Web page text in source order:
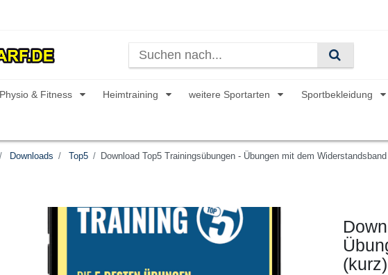
Physio & Fitness Heimtraining weitere Sportarten Sportbekleidung
Downloads Top5 Download Top5 Trainingsübungen - Übungen mit dem
(kurz)